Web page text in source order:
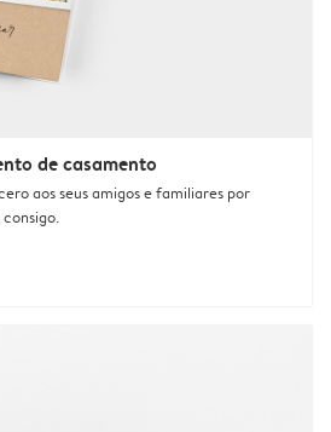
de casamento
aos seus amigos e familiares por